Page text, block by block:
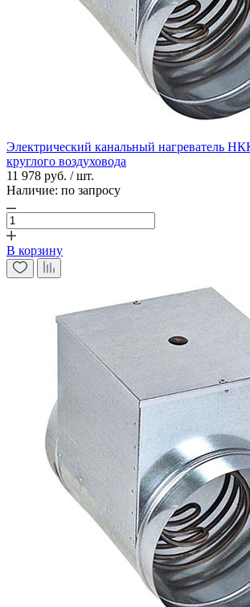
Электрический канальный нагреватель
круглого воздуховода
11 978 руб. / шт.
Наличие: по запросу
В корзину